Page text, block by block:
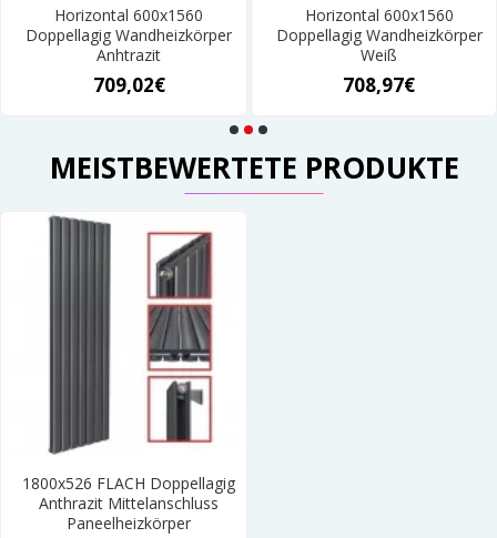
Horizontal 600x1560
Doppellagig Wandheizkörper
Anhtrazit
709,02€
Horizontal 600x1560
Doppellagig Wandheizkörper
Weiß
708,97€
MEISTBEWERTETE PRODUKTE
1800x526 FLACH Doppellagig
Anthrazit Mittelanschluss
Paneelheizkörper